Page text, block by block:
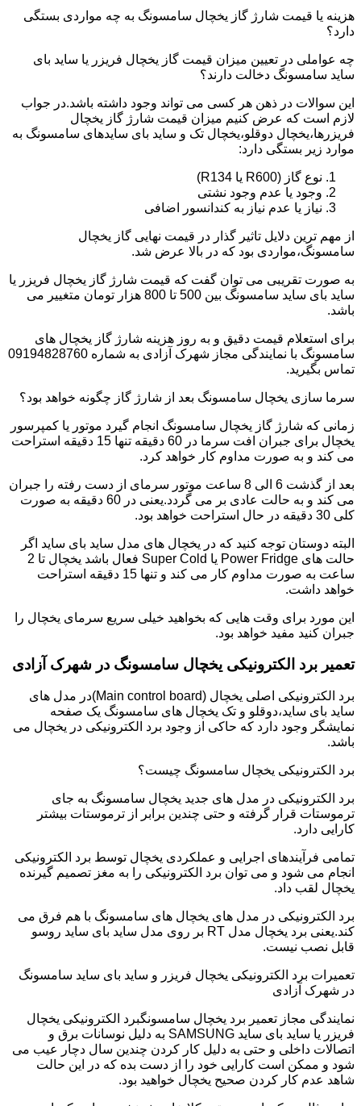
هزینه یا قیمت شارژ گاز یخچال سامسونگ به چه مواردی بستگی
دارد؟
چه عواملی در تعیین میزان قیمت گاز یخچال فریزر یا ساید بای
ساید سامسونگ دخالت دارند؟
این سوالات در ذهن هر کسی می تواند وجود داشته باشد.در جواب
لازم است که عرض کنیم میزان قیمت شارژ گاز یخچال
فریزرها،یخچال دوقلو،یخچال تک و ساید بای سایدهای سامسونگ به
موارد زیر بستگی دارد:
نوع گاز (R600 یا R134)
وجود یا عدم وجود نشتی
نیاز یا عدم نیاز به کندانسور اضافی
از مهم ترین دلایل تاثیر گذار در قیمت نهایی گاز یخچال
سامسونگ،مواردی بود که در بالا عرض شد.
به صورت تقریبی می توان گفت که قیمت شارژ گاز یخچال فریزر یا
ساید بای ساید سامسونگ بین 500 تا 800 هزار تومان متغییر می
باشد.
برای استعلام قیمت دقیق و به روز هزینه شارژ گاز یخچال های
سامسونگ با نمایندگی مجاز شهرک آزادی به شماره 09194828760
تماس بگیرید.
سرما سازی یخچال سامسونگ بعد از شارژ گاز چگونه خواهد بود؟
زمانی که شارژ گاز یخچال سامسونگ انجام گیرد موتور یا کمپرسور
یخچال برای جبران افت سرما در 60 دقیقه تنها 15 دقیقه استراحت
می کند و به صورت مداوم کار خواهد کرد.
بعد از گذشت 6 الی 8 ساعت موتور سرمای از دست رفته را جبران
می کند و به حالت عادی بر می گردد.یعنی در 60 دقیقه به صورت
کلی 30 دقیقه در حال استراحت خواهد بود.
البته دوستان توجه کنید که در یخچال های مدل ساید بای ساید اگر
حالت های Power Fridge یا Super Cold فعال باشد یخچال تا 2
ساعت به صورت مداوم کار می کند و تنها 15 دقیقه استراحت
خواهد داشت.
این مورد برای وقت هایی که بخواهید خیلی سریع سرمای یخچال را
جبران کنید مفید خواهد بود.
تعمیر برد الکترونیکی یخچال سامسونگ در شهرک آزادی
برد الکترونیکی اصلی یخچال (Main control board)در مدل های
ساید بای ساید،دوقلو و تک یخچال های سامسونگ یک صفحه
نمایشگر وجود دارد که حاکی از وجود برد الکترونیکی در یخچال می
باشد.
برد الکترونیکی یخچال سامسونگ چیست؟
برد الکترونیکی در مدل های جدید یخچال سامسونگ به جای
ترموستات قرار گرفته و حتی چندین برابر از ترموستات بیشتر
کارایی دارد.
تمامی فرآیندهای اجرایی و عملکردی یخچال توسط برد الکترونیکی
انجام می شود و می توان برد الکترونیکی را به مغز تصمیم گیرنده
یخچال لقب داد.
برد الکترونیکی در مدل های یخچال های سامسونگ با هم فرق می
کند.یعنی برد یخچال مدل RT بر روی مدل ساید بای ساید روسو
قابل نصب نیست.
تعمیرات برد الکترونیکی یخچال فریزر و ساید بای ساید سامسونگ
در شهرک آزادی
نمایندگی مجاز تعمیر برد یخچال سامسونگبرد الکترونیکی یخچال
فریزر یا ساید بای ساید SAMSUNG به دلیل نوسانات برق و
اتصالات داخلی و حتی به دلیل کار کردن چندین سال دچار عیب می
شود و ممکن است کارایی خود را از دست بده که در این حالت
شاهد عدم کار کردن صحیح یخچال خواهید بود.